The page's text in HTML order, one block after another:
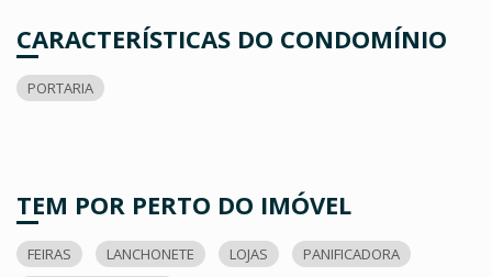
CARACTERÍSTICAS DO CONDOMÍNIO
PORTARIA
TEM POR PERTO DO IMÓVEL
FEIRAS LANCHONETE LOJAS
PANIFICADORA